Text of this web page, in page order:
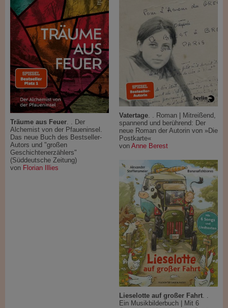
Träume aus Feuer . . Der
Alchemist von der Pfaueninsel.
Das neue Buch des Bestseller-
Autors und "großen
Geschichtenerzählers"
(Süddeutsche Zeitung)
von Florian Illies
Vatertage. . Roman | Mitreißend,
spannend und berührend: Der
neue Roman der Autorin von »Die
Postkarte«
von Anne Berest
Lieselotte auf großer Fahrt. .
Ein Musikbilderbuch | Mit 6